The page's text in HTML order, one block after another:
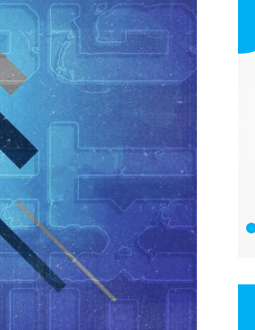
TTSport